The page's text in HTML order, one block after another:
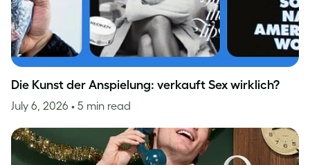
Die Kunst der Anspielung: verkauft Sex wirklich?
July 6, 2026 • 5 min read